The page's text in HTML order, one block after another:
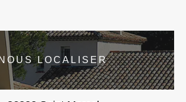
NOUS LOCALISER